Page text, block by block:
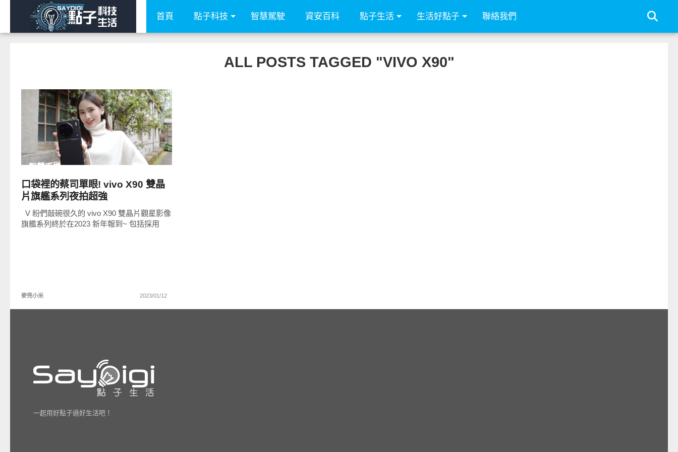
首頁 點子科技 智慧駕駛 資安百科 點子生活 生活好點子 聯絡我們
ALL POSTS TAGGED "VIVO X90"
READ
MORE
智慧手機
口袋裡的蔡司單眼! vivo X90 雙晶
片旗艦系列夜拍超強
V 粉們敲碗很久的 vivo X90 雙晶片觀星影像
旗艦系列終於在2023 新年報到~ 包括採用
麥兜小米 2023/01/12
一起用好點子過好生活吧！